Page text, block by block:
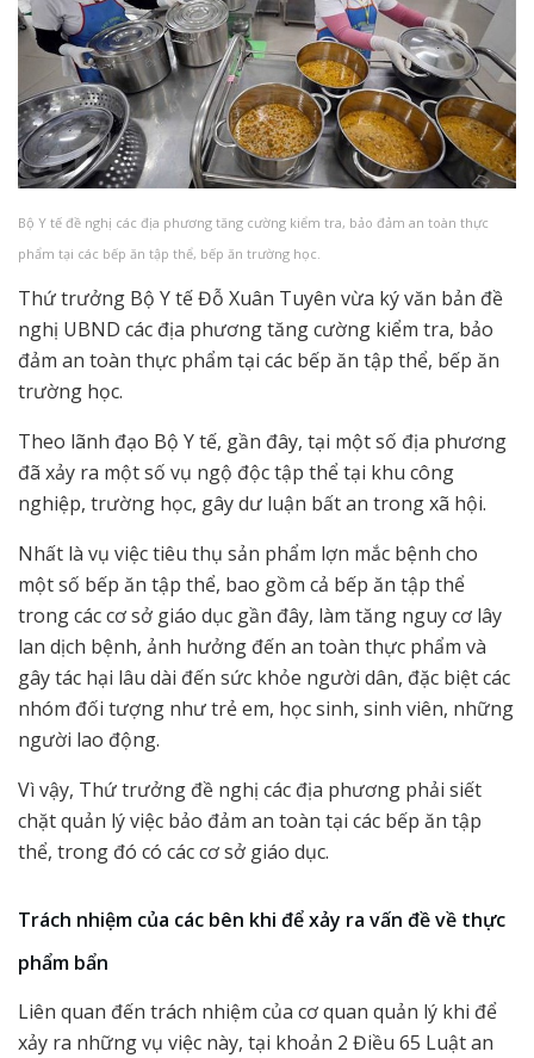
Bộ Y tế đề nghị các địa phương tăng cường kiểm tra, bảo đảm an toàn thực
phẩm tại các bếp ăn tập thể, bếp ăn trường học.
Thứ trưởng Bộ Y tế Đỗ Xuân Tuyên vừa ký văn bản đề
nghị UBND các địa phương tăng cường kiểm tra, bảo
đảm an toàn thực phẩm tại các bếp ăn tập thể, bếp ăn
trường học.
Theo lãnh đạo Bộ Y tế, gần đây, tại một số địa phương
đã xảy ra một số vụ ngộ độc tập thể tại khu công
nghiệp, trường học, gây dư luận bất an trong xã hội.
Nhất là vụ việc tiêu thụ sản phẩm lợn mắc bệnh cho
một số bếp ăn tập thể, bao gồm cả bếp ăn tập thể
trong các cơ sở giáo dục gần đây, làm tăng nguy cơ lây
lan dịch bệnh, ảnh hưởng đến an toàn thực phẩm và
gây tác hại lâu dài đến sức khỏe người dân, đặc biệt các
nhóm đối tượng như trẻ em, học sinh, sinh viên, những
người lao động.
Vì vậy, Thứ trưởng đề nghị các địa phương phải siết
chặt quản lý việc bảo đảm an toàn tại các bếp ăn tập
thể, trong đó có các cơ sở giáo dục.
Trách nhiệm của các bên khi để xảy ra vấn đề về thực
phẩm bẩn
Liên quan đến trách nhiệm của cơ quan quản lý khi để
xảy ra những vụ việc này, tại khoản 2 Điều 65 Luật an